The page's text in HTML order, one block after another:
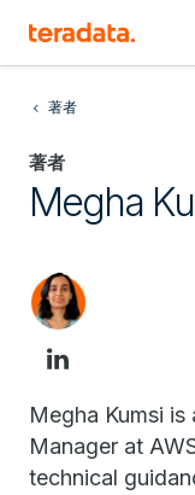
著者
著者
Megha
Megha Kumsi
Manager at
technical